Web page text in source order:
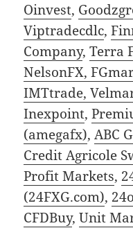
Oinvest,
Viptradecdlc,
Company,Terra
NelsonFX,
IMTtrade,
Inexpoint,
(amegafx),ABC
Credit Agricole
Profit Markets,
(24FXG.com),
CFDBuy,Unit